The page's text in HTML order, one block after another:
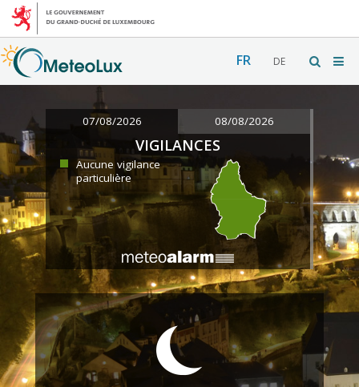
FR DE
07/08/2026 08/08/2026
VIGILANCES
Aucune vigilance
particulière